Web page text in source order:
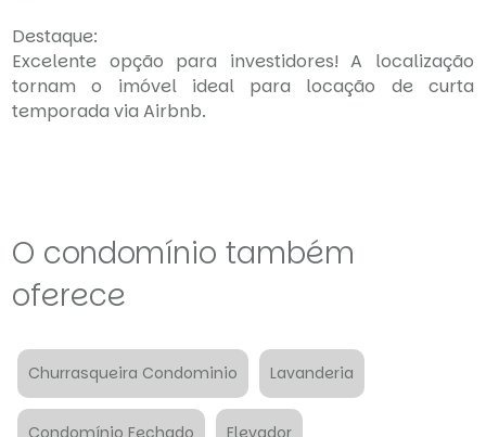
Destaque:
Excelente opção para investidores! A localização
tornam o imóvel ideal para locação de curta
temporada via Airbnb.
O condomínio também
oferece
Churrasqueira Condominio Lavanderia
Condomínio Fechado Elevador